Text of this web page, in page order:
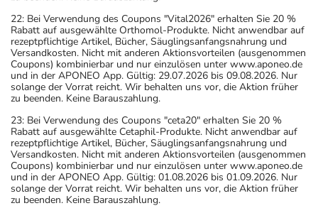
22: Bei Verwendung des Coupons "Vital2026" erhalten Sie 20 %
Rabatt auf ausgewählte Orthomol-Produkte. Nicht anwendbar auf
rezeptpflichtige Artikel, Bücher, Säuglingsanfangsnahrung und
Versandkosten. Nicht mit anderen Aktionsvorteilen (ausgenommen
Coupons) kombinierbar und nur einzulösen unter www.aponeo.de
und in der APONEO App. Gültig: 29.07.2026 bis 09.08.2026. Nur
solange der Vorrat reicht. Wir behalten uns vor, die Aktion früher
zu beenden. Keine Barauszahlung.
23: Bei Verwendung des Coupons "ceta20" erhalten Sie 20 %
Rabatt auf ausgewählte Cetaphil-Produkte. Nicht anwendbar auf
rezeptpflichtige Artikel, Bücher, Säuglingsanfangsnahrung und
Versandkosten. Nicht mit anderen Aktionsvorteilen (ausgenommen
Coupons) kombinierbar und nur einzulösen unter www.aponeo.de
und in der APONEO App. Gültig: 01.08.2026 bis 01.09.2026. Nur
solange der Vorrat reicht. Wir behalten uns vor, die Aktion früher
zu beenden. Keine Barauszahlung.